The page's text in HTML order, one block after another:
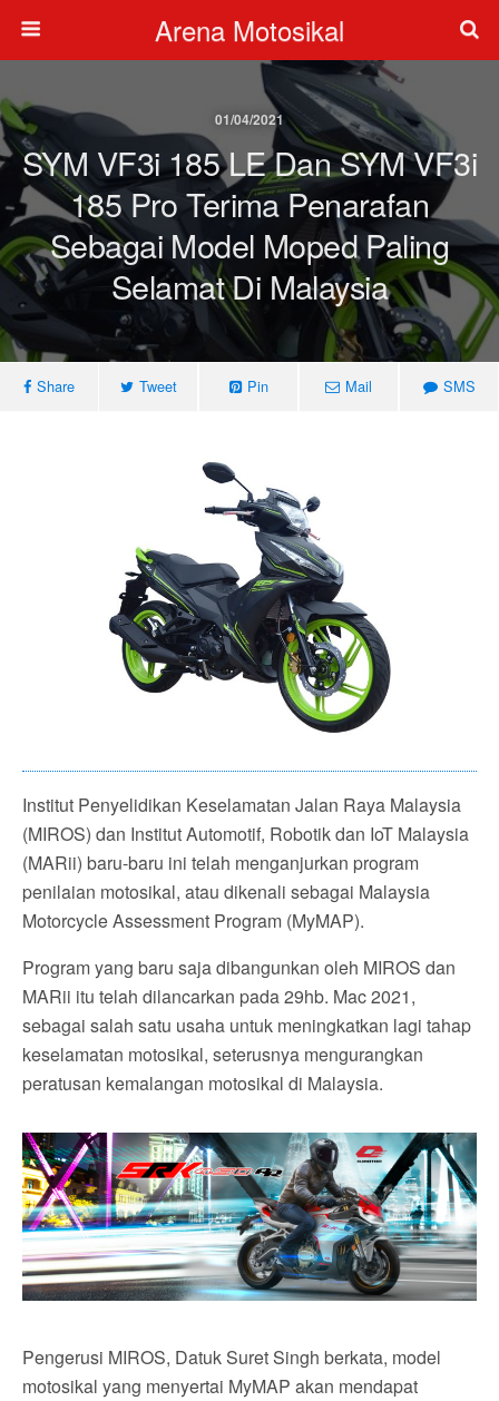
Arena Motosikal
01/04/2021
SYM VF3i 185 LE Dan SYM VF3i
185 Pro Terima Penarafan
Sebagai Model Moped Paling
Selamat Di Malaysia
Share Tweet Pin Mail SMS
Institut Penyelidikan Keselamatan Jalan Raya Malaysia
(MIROS) dan Institut Automotif, Robotik dan IoT Malaysia
(MARii) baru-baru ini telah menganjurkan program
penilaian motosikal, atau dikenali sebagai Malaysia
Motorcycle Assessment Program (MyMAP).
Program yang baru saja dibangunkan oleh MIROS dan
MARii itu telah dilancarkan pada 29hb. Mac 2021,
sebagai salah satu usaha untuk meningkatkan lagi tahap
keselamatan motosikal, seterusnya mengurangkan
peratusan kemalangan motosikal di Malaysia.
Pengerusi MIROS, Datuk Suret Singh berkata, model
motosikal yang menyertai MyMAP akan mendapat